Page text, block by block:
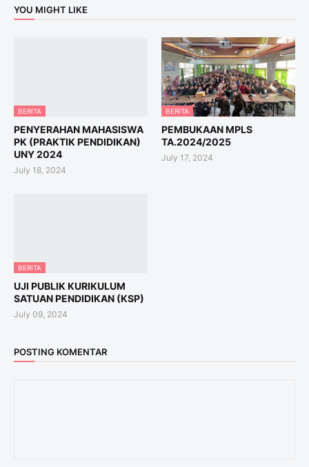
YOU MIGHT LIKE
BERITA
PENYERAHAN MAHASISWA
PK (PRAKTIK PENDIDIKAN)
UNY 2024
July 18, 2024
BERITA
PEMBUKAAN MPLS
TA.2024/2025
July 17, 2024
BERITA
UJI PUBLIK KURIKULUM
SATUAN PENDIDIKAN (KSP)
July 09, 2024
POSTING KOMENTAR